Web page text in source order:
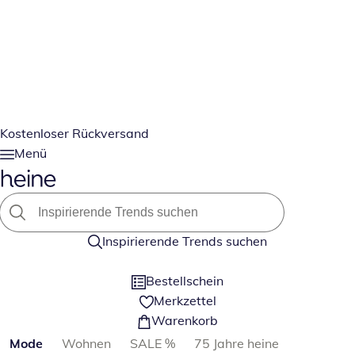
Kostenloser Rückversand
Menü
Inspirierende Trends suchen
Bestellschein
Merkzettel
Warenkorb
Produktkategorien überspringen
Mode Wohnen SALE %
75 Jahre heine